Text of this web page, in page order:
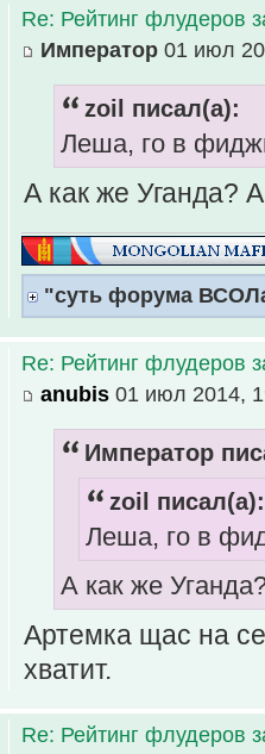
Re: Рейтинг флудеров
Император 01 июл
zoil писал(а):
Леша, го в
А как же Уганда?
"суть форума
Re: Рейтинг флудеров
anubis 01 июл 2014,
Император
zoil писал(а):
Леша, го в
А как же
Артемка щас на
хватит.
Re: Рейтинг флудеров